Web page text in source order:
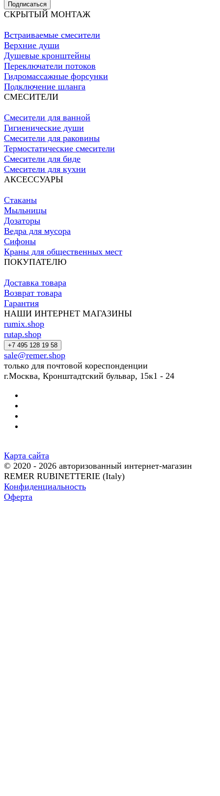
Подписаться
СКРЫТЫЙ МОНТАЖ
Встраиваемые смесители
Верхние души
Душевые кронштейны
Переключатели потоков
Гидромассажные форсунки
Подключение шланга
СМЕСИТЕЛИ
Смесители для ванной
Гигиенические души
Смесители для раковины
Термостатические смесители
Смесители для биде
Смесители для кухни
АКСЕССУАРЫ
Стаканы
Мыльницы
Дозаторы
Ведра для мусора
Сифоны
Краны для общественных мест
ПОКУПАТЕЛЮ
Доставка товара
Возврат товара
Гарантия
НАШИ ИНТЕРНЕТ МАГАЗИНЫ
rumix.shop
rutap.shop
+7 495 128 19 58
sale@remer.shop
только для почтовой кореспонденции
г.Москва, Кронштадтский бульвар, 15к1 - 24
Карта сайта
© 2020 - 2026 авторизованный интернет-магазин
REMER RUBINETTERIE (Italy)
Конфиденциальность
Оферта